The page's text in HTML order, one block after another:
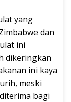
yang
dan
ini
dikeringkan
ini kaya
meski
bagi